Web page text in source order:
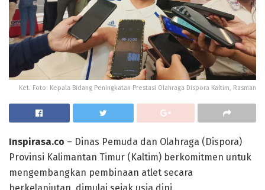
Ket. Foto: Kepala Bidang Peningkatan Prestasi Olahraga Dispora Kaltim, Rasman
Inspirasa.co – Dinas Pemuda dan Olahraga (Dispora)
Provinsi Kalimantan Timur (Kaltim) berkomitmen untuk
mengembangkan pembinaan atlet secara